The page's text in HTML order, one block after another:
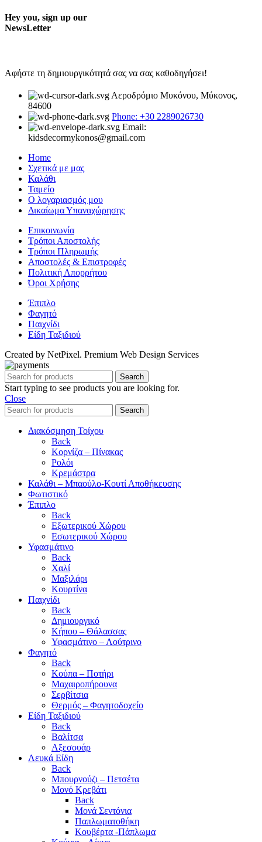
Hey you, sign up our
NewsLetter
Αφήστε τη δημιουργικότητά σας να σας καθοδηγήσει!
Αεροδρόμιο Μυκόνου, Μύκονος,
84600
Phone: +30 2289026730
Email:
kidsdecormykonos@gmail.com
Home
Σχετικά με μας
Καλάθι
Ταμείο
Ο λογαριασμός μου
Δικαίωμα Υπαναχώρησης
Επικοινωνία
Τρόποι Αποστολής
Τρόποι Πληρωμής
Αποστολές & Επιστροφές
Πολιτική Απορρήτου
Όροι Χρήσης
Έπιπλο
Φαγητό
Παιχνίδι
Είδη Ταξιδιού
Created by NetPixel. Premium Web Design Services
Search
Start typing to see products you are looking for.
Close
Search
Διακόσμηση Τοίχου
Back
Κορνίζα – Πίνακας
Ρολόι
Κρεμάστρα
Καλάθι – Μπαούλο-Κουτί Αποθήκευσης
Φωτιστικό
Έπιπλο
Back
Εξωτερικού Χώρου
Εσωτερικού Χώρου
Υφασμάτινο
Back
Χαλί
Μαξιλάρι
Κουρτίνα
Παιχνίδι
Back
Δημιουργικό
Κήπου – Θάλασσας
Υφασμάτινο – Λούτρινο
Φαγητό
Back
Κούπα – Ποτήρι
Μαχαιροπήρουνα
Σερβίτσια
Θερμός – Φαγητοδοχείο
Είδη Ταξιδιού
Back
Βαλίτσα
Αξεσουάρ
Λευκά Είδη
Back
Μπουρνούζι – Πετσέτα
Μονό Κρεβάτι
Back
Μονά Σεντόνια
Παπλωματοθήκη
Κουβέρτα -Πάπλωμα